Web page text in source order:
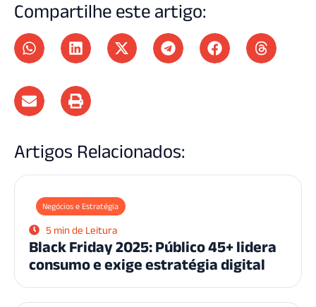
Compartilhe este artigo:
Artigos Relacionados:
Negócios e Estratégia
5 min de Leitura
Black Friday 2025: Público 45+ lidera
consumo e exige estratégia digital